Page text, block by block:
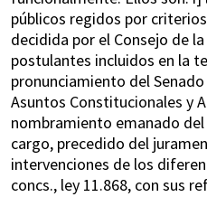
públicos regidos por
decidida por el Consejo de
postulantes incluidos en la
pronunciamiento del
Asuntos Constitucionales y
nombramiento emanado
cargo, precedido del
intervenciones de los
concs., ley 11.868, con sus